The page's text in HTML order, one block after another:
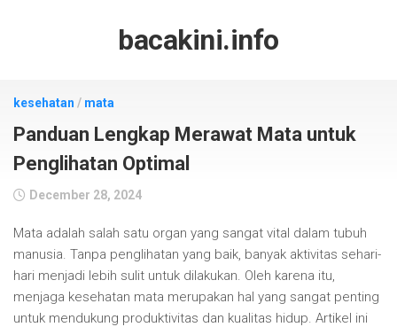
bacakini.info
kesehatan / mata
Panduan Lengkap Merawat Mata untuk
Penglihatan Optimal
December 28, 2024
Mata adalah salah satu organ yang sangat vital dalam tubuh
manusia. Tanpa penglihatan yang baik, banyak aktivitas sehari-
hari menjadi lebih sulit untuk dilakukan. Oleh karena itu,
menjaga kesehatan mata merupakan hal yang sangat penting
untuk mendukung produktivitas dan kualitas hidup. Artikel ini